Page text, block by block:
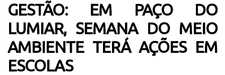
GESTÃO: EM PAÇO DO
LUMIAR, SEMANA DO MEIO
AMBIENTE TERÁ AÇÕES EM
ESCOLAS